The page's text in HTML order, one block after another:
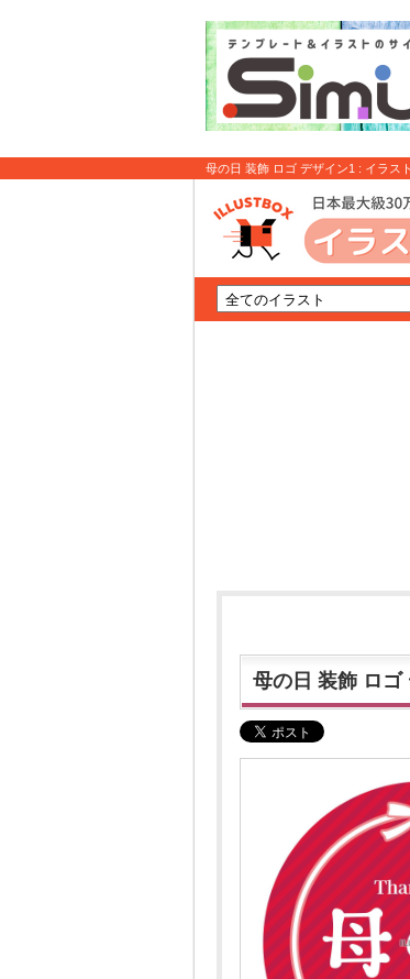
母の日 装飾 ロゴ デザイン1 : イラス
母の日 装飾 ロゴ